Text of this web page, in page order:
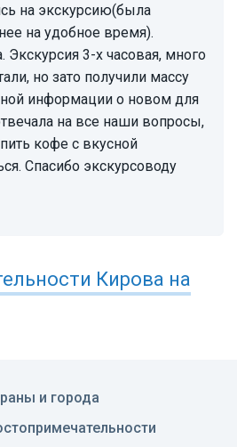
на экскурсию(была
на удобное время).
Экскурсия 3-х часовая, много
но зато получили массу
информации о новом для
на все наши вопросы,
кофе с вкусной
Спасибо экскурсоводу
Кирова на
и города